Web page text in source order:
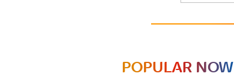
POPULAR NOW